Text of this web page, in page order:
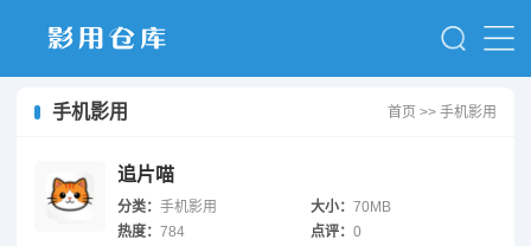
手机影用 首页 >> 手机影用
追片喵
分类： 手机影用 大小：70MB
热度： 784 点评：0